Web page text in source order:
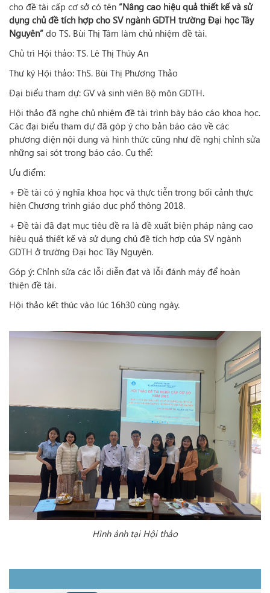
cho đề tài cấp cơ sở có tên “Nâng cao hiệu quả thiết kế và sử
dụng chủ đề tích hợp cho SV ngành GDTH trường Đại học Tây
Nguyên” do TS. Bùi Thị Tâm làm chủ nhiệm đề tài.
Chủ trì Hội thảo: TS. Lê Thị Thúy An
Thư ký Hội thảo: ThS. Bùi Thị Phương Thảo
Đại biểu tham dự: GV và sinh viên Bộ môn GDTH.
Hội thảo đã nghe chủ nhiệm đề tài trình bày báo cáo khoa học.
Các đại biểu tham dự đã góp ý cho bản báo cáo về các
phương diện nội dung và hình thức cũng như đề nghị chỉnh sửa
những sai sót trong báo cáo. Cụ thể:
Ưu điểm:
+ Đề tài có ý nghĩa khoa học và thực tiễn trong bối cảnh thực
hiện Chương trình giáo dục phổ thông 2018.
+ Đề tài đã đạt mục tiêu đề ra là đề xuất biện pháp nâng cao
hiệu quả thiết kế và sử dụng chủ đề tích hợp của SV ngành
GDTH ở trường Đại học Tây Nguyên.
Góp ý: Chỉnh sửa các lỗi diễn đạt và lỗi đánh máy để hoàn
thiện đề tài.
Hội thảo kết thúc vào lúc 16h30 cùng ngày.
Hình ảnh tại Hội thảo